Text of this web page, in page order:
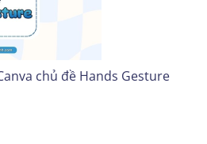
chủ đề Hands Gesture